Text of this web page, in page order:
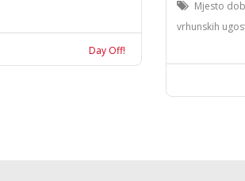
Day Off!
Mjesto
vrhunskih